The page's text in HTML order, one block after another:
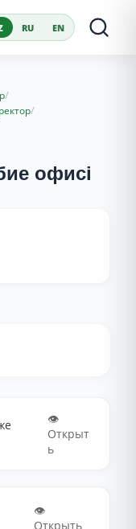
RU EN
/
/
офисі
👁️
Открыт
ь
👁️
Открыть